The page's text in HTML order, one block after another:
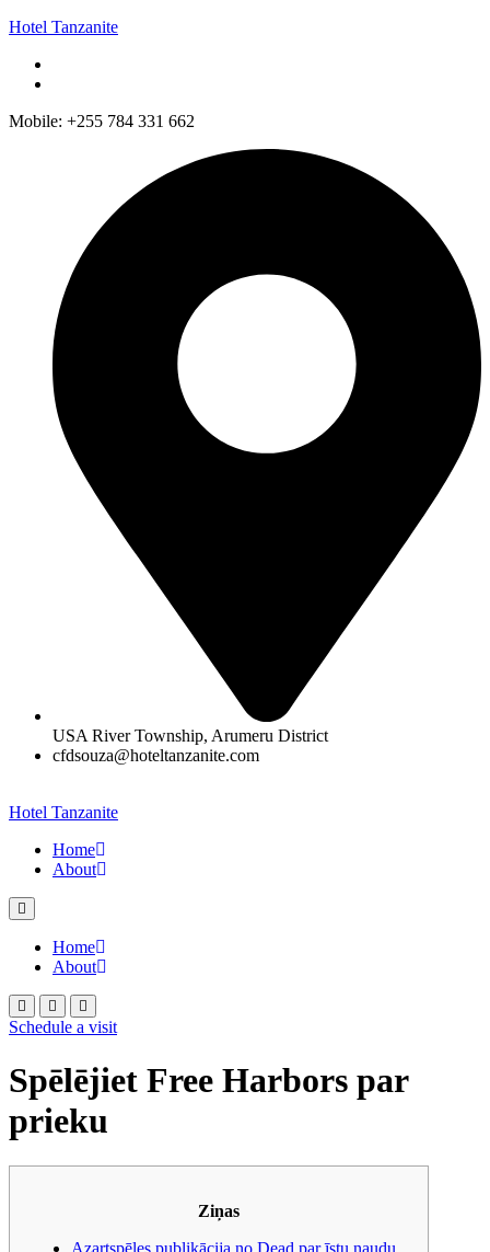
Hotel Tanzanite
Mobile: +255 784 331 662
USA River Township, Arumeru District
cfdsouza@hoteltanzanite.com
Hotel Tanzanite
Home
About
Home
About
Schedule a visit
Spēlējiet Free Harbors par
prieku
Ziņas
Azartspēles publikācija no Dead par īstu naudu